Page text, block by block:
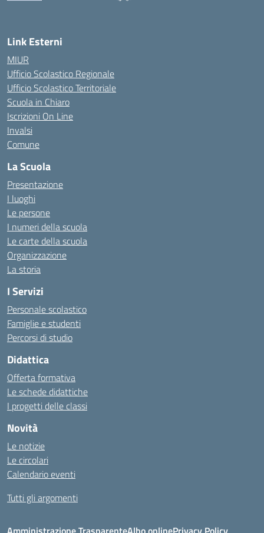
Link Esterni
MIUR
Ufficio Scolastico Regionale
Ufficio Scolastico Territoriale
Scuola in Chiaro
Iscrizioni On Line
Invalsi
Comune
La Scuola
Presentazione
I luoghi
Le persone
I numeri della scuola
Le carte della scuola
Organizzazione
La storia
I Servizi
Personale scolastico
Famiglie e studenti
Percorsi di studio
Didattica
Offerta formativa
Le schede didattiche
I progetti delle classi
Novità
Le notizie
Le circolari
Calendario eventi
Tutti gli argomenti